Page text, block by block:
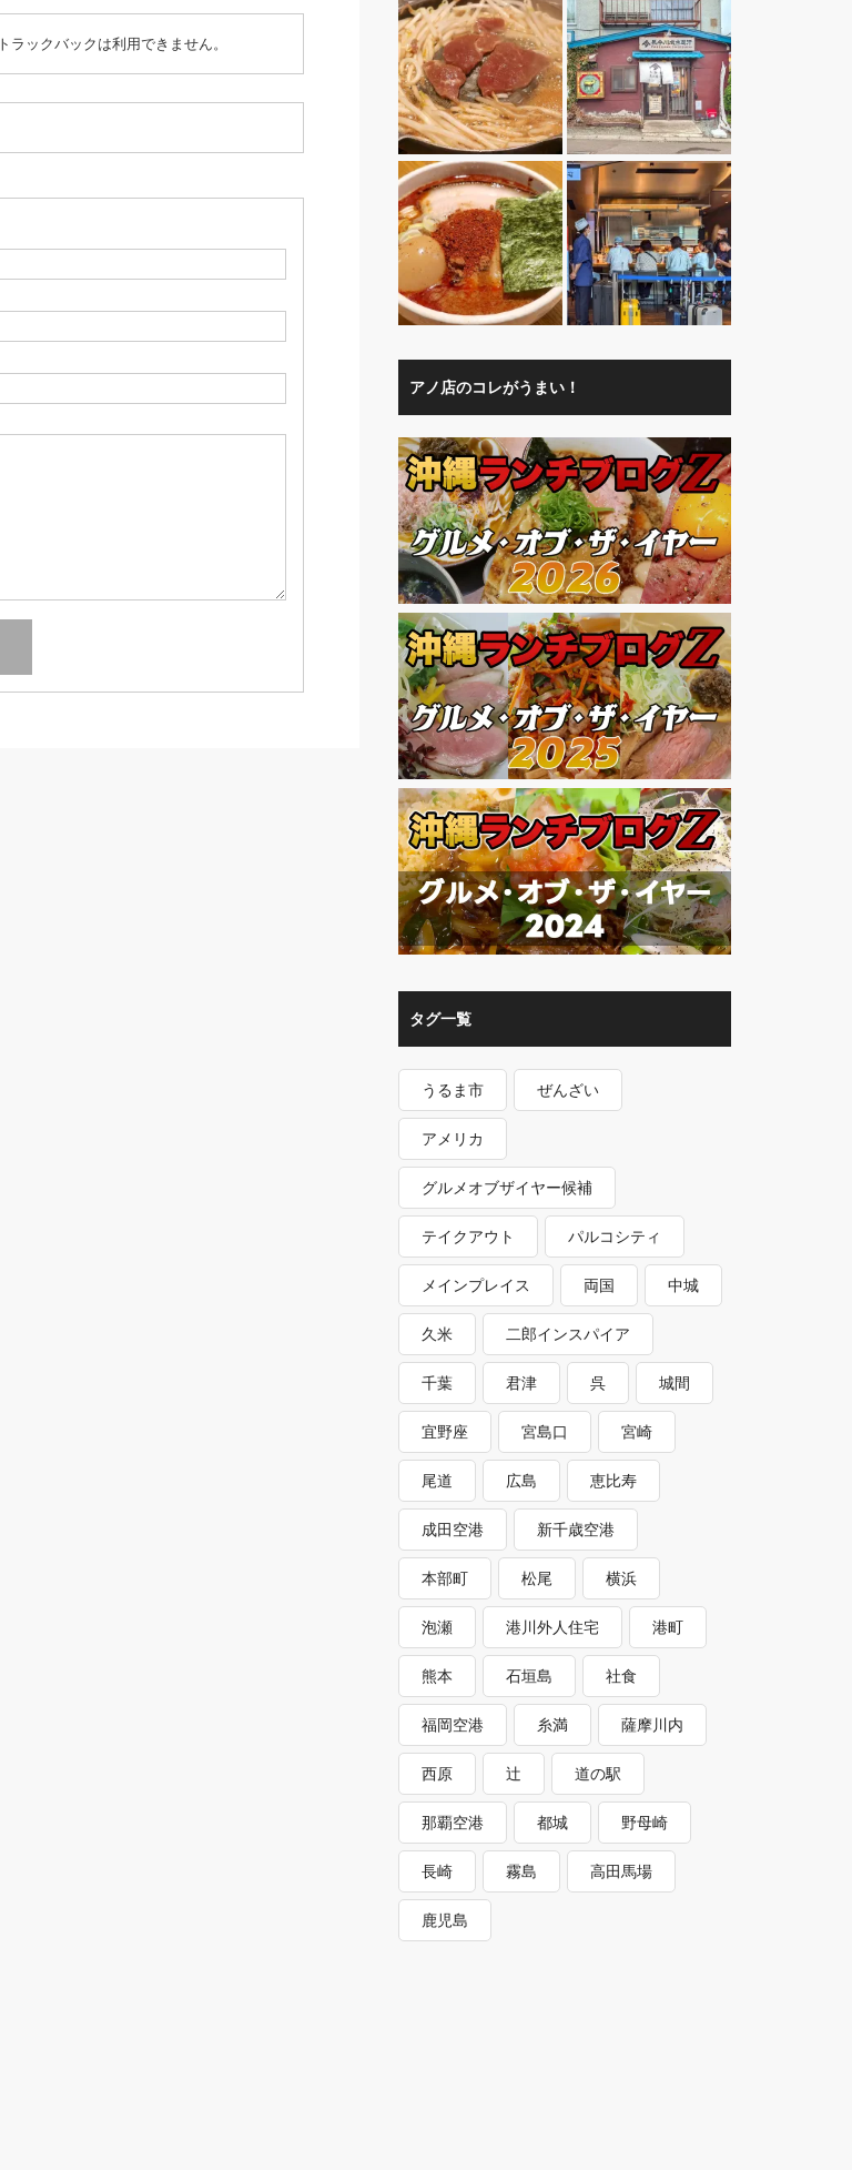
トラックバックは利用できません。
アノ店のコレがうまい！
タグ一覧
うるま市 ぜんざい
アメリカ
グルメオブザイヤー候補
テイクアウト パルコシティ
メインプレイス 両国 中城
久米 二郎インスパイア
千葉 君津 呉 城間
宜野座 宮島口 宮崎
尾道 広島 恵比寿
成田空港 新千歳空港
本部町 松尾 横浜
泡瀬 港川外人住宅 港町
熊本 石垣島 社食
福岡空港 糸満 薩摩川内
西原 辻 道の駅
那覇空港 都城 野母崎
長崎 霧島 高田馬場
鹿児島